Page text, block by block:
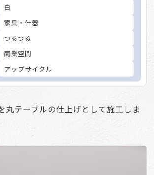
白
家具・什器
つるつる
商業空間
アップサイクル
丸テーブルの仕上げとして施工しま